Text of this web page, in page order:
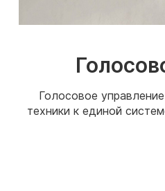
Голосовое
техники к единой